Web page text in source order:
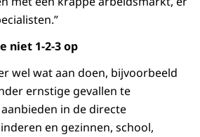
niet 1-2-3 op
wel wat aan doen, bijvoorbeeld
ernstige gevallen te
in de directe
en gezinnen, school,